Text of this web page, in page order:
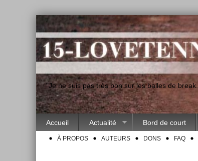
"Je ne suis pas très bon sur les balles de
Accueil Actualité Bord de court
À PROPOS AUTEURS DONS FAQ